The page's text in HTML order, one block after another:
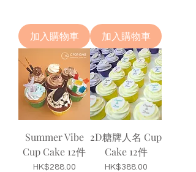
加入購物車 加入購物車
Summer Vibe
Cup Cake 12件
價格
HK$288.00
2D糖牌人名 Cup
Cake 12件
價格
HK$388.00